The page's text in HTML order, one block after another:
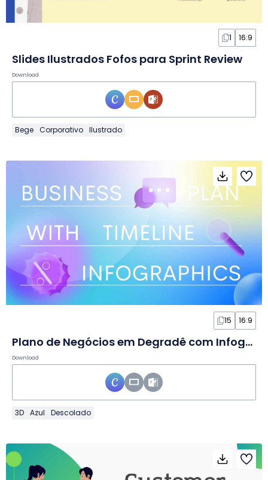
1 16:9
Slides Ilustrados Fofos para Sprint Review
Download
Bege Corporativo Ilustrado
15 16:9
Plano de Negócios em Degradê com Infográficos de Linha do Tempo em Slides
Download
3D Azul Descolado